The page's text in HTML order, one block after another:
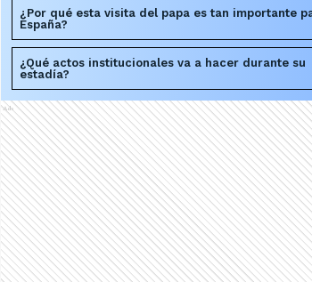
¿Por qué esta visita del papa es tan importante
España?
¿Qué actos institucionales va a hacer durante su
estadía?
Ads